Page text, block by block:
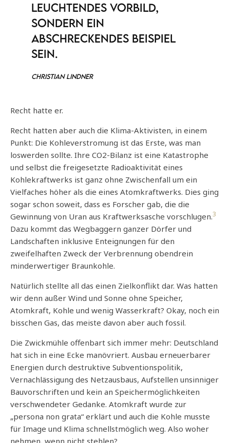
leuchtendes Vorbild,
sondern ein
abschreckendes Beispiel
sein.
Christian Lindner
Recht hatte er.
Recht hatten aber auch die Klima-Aktivisten, in einem
Punkt: Die Kohleverstromung ist das Erste, was man
loswerden sollte. Ihre CO2-Bilanz ist eine Katastrophe
und selbst die freigesetzte Radioaktivität eines
Kohlekraftwerks ist ganz ohne Zwischenfall um ein
Vielfaches höher als die eines Atomkraftwerks. Dies ging
sogar schon soweit, dass es Forscher gab, die die
Gewinnung von Uran aus Kraftwerksasche vorschlugen.3
Dazu kommt das Wegbaggern ganzer Dörfer und
Landschaften inklusive Enteignungen für den
zweifelhaften Zweck der Verbrennung obendrein
minderwertiger Braunkohle.
Natürlich stellte all das einen Zielkonflikt dar. Was hatten
wir denn außer Wind und Sonne ohne Speicher,
Atomkraft, Kohle und wenig Wasserkraft? Okay, noch ein
bisschen Gas, das meiste davon aber auch fossil.
Die Zwickmühle offenbart sich immer mehr: Deutschland
hat sich in eine Ecke manövriert. Ausbau erneuerbarer
Energien durch destruktive Subventionspolitik,
Vernachlässigung des Netzausbaus, Aufstellen unsinniger
Bauvorschriften und kein an Speichermöglichkeiten
verschwendeter Gedanke. Atomkraft wurde zur
„persona non grata“ erklärt und auch die Kohle musste
für Image und Klima schnellstmöglich weg. Also woher